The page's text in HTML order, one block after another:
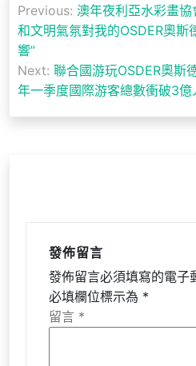
章
導
覽
Previous: 澳年夜利亞水彩畫協
和文明氣氛對我的OSDER奧斯
響”
Next: 聯合國游玩OSDER奧斯
年一季度國際游客總數衝破3億
發佈留言
發佈留言必須填寫的電子
必填欄位標示為 *
留言 *